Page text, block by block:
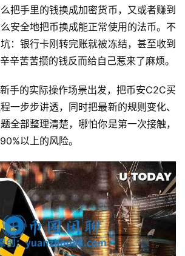
把手里的钱换成加密货币，又或者赚到
安全地把币换成能正常使用的法币。不
：银行卡刚转完账就被冻结，甚至收到
辛苦苦攒的钱反而给自己惹来了麻烦。
手的实际操作场景出发，把币安C2C买
一步步讲透，同时把最新的规则变化、
全部整理清楚，哪怕你是第一次接触，
以上的风险。